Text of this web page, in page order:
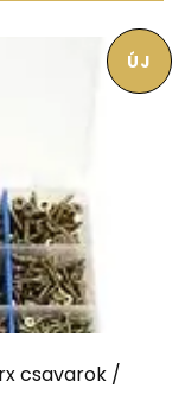
csavarok /
ÚJ